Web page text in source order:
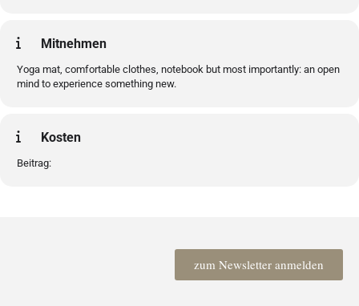
Mitnehmen
Yoga mat, comfortable clothes, notebook but most importantly: an open
mind to experience something new.
Kosten
Beitrag:
zum Newsletter anmelden